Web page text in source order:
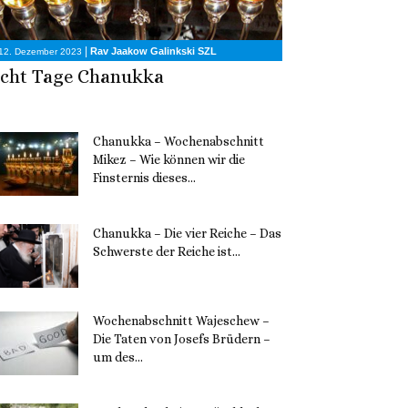
Dezember 2023 | Rav Jaakow Galinkski SZL
Tage Chanukka
Chanukka – Wochenabschnitt
Mikez – Wie können wir die
Finsternis dieses...
Chanukka – Die vier Reiche – Das
Schwerste der Reiche ist...
Wochenabschnitt Wajeschew –
Die Taten von Josefs Brüdern –
um des...